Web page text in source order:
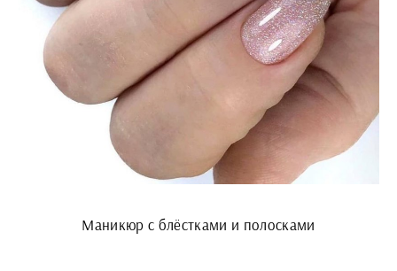
Маникюр с блёстками и полосками